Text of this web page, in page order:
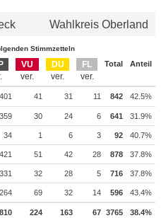
Wahlkreis Oberland
Stimmzetteln
VU DU FL Total Anteil
401 41 31 11 842 42.5%
359 30 24 6 641 31.9%
34 1 6 3 92 40.7%
421 51 42 28 878 37.8%
331 32 28 5 716 37.8%
264 69 32 14 596 43.4%
224 163 67 3765 38.4%